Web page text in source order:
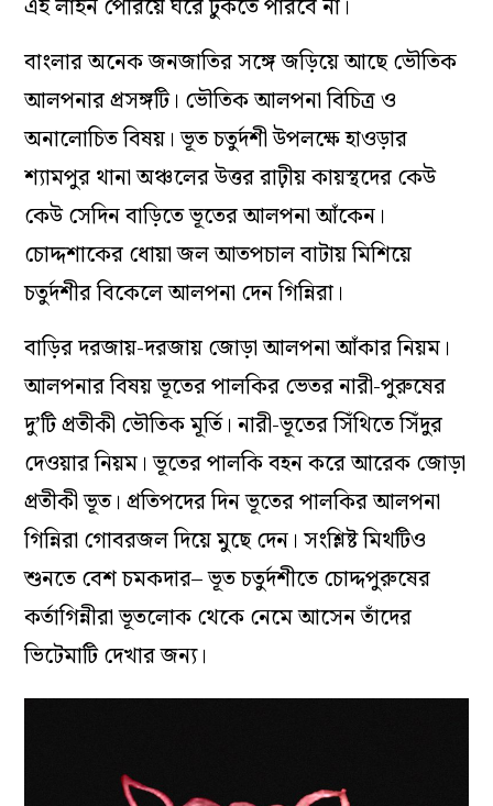
এই লাইন পেরিয়ে ঘরে ঢুকতে পারবে না।
বাংলার অনেক জনজাতির সঙ্গে জড়িয়ে আছে ভৌতিক
আলপনার প্রসঙ্গটি। ভৌতিক আলপনা বিচিত্র ও
অনালোচিত বিষয়। ভূত চতুর্দশী উপলক্ষে হাওড়ার
শ্যামপুর থানা অঞ্চলের উত্তর রাঢ়ীয় কায়স্থদের কেউ
কেউ সেদিন বাড়িতে ভূতের আলপনা আঁকেন।
চোদ্দশাকের ধোয়া জল আতপচাল বাটায় মিশিয়ে
চতুর্দশীর বিকেলে আলপনা দেন গিন্নিরা।
বাড়ির দরজায়-দরজায় জোড়া আলপনা আঁকার নিয়ম।
আলপনার বিষয় ভূতের পালকির ভেতর নারী-পুরুষের
দু’টি প্রতীকী ভৌতিক মূর্তি। নারী-ভূতের সিঁথিতে সিঁদুর
দেওয়ার নিয়ম। ভূতের পালকি বহন করে আরেক জোড়া
প্রতীকী ভূত। প্রতিপদের দিন ভূতের পালকির আলপনা
গিন্নিরা গোবরজল দিয়ে মুছে দেন। সংশ্লিষ্ট মিথটিও
শুনতে বেশ চমকদার– ভূত চতুর্দশীতে চোদ্দপুরুষের
কর্তাগিন্নীরা ভূতলোক থেকে নেমে আসেন তাঁদের
ভিটেমাটি দেখার জন্য।